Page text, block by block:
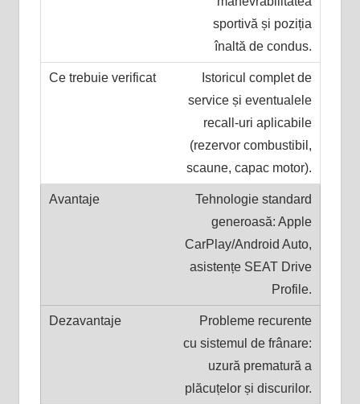
sportivă și poziția
înaltă de condus.
Istoricul complet de
service și eventualele
recall-uri aplicabile
(rezervor combustibil,
scaune, capac motor).
Tehnologie standard
generoasă: Apple
CarPlay/Android Auto,
asistențe SEAT Drive
Profile.
Probleme recurente
cu sistemul de frânare:
uzură prematură a
plăcuțelor și discurilor.